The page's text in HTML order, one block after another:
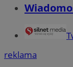
reklama